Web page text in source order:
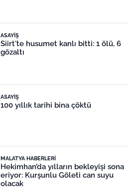
ASAYIŞ
Siirt'te husumet kanlı bitti: 1 ölü, 6
gözaltı
ASAYIŞ
100 yıllık tarihi bina çöktü
MALATYA HABERLERI
Hekimhan’da yılların bekleyişi sona
eriyor: Kurşunlu Göleti can suyu
olacak